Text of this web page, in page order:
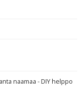
naamaa - DIY helppo